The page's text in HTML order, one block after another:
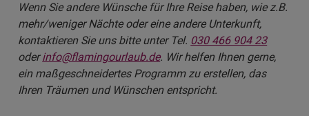
Wenn Sie andere Wünsche für Ihre Reise haben, wie z.B.
mehr/weniger Nächte oder eine andere Unterkunft,
kontaktieren Sie uns bitte unter Tel. 030 466 904 23
oderinfo@flamingourlaub.de. Wir helfen Ihnen gerne,
ein maßgeschneidertes Programm zu erstellen, das
Ihren Träumen und Wünschen entspricht.